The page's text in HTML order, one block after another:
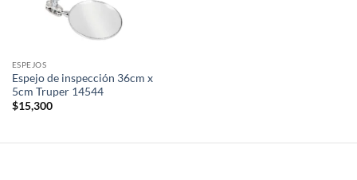
ESPEJOS
Espejo de inspección 36cm x
5cm Truper 14544
$15,300